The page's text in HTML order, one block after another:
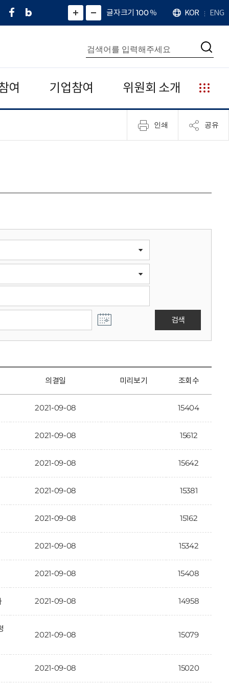
페
네
그
)
화
면
면
소
확
대
치
글자크기 100%
언
어
KOR ENG
통
합
검
색
검
여 기업참여 위원회 소개
누
리
집
안
인쇄 공유
검색
의결일 미리보기 조회수
2021-09-08 15404
2021-09-08 15612
2021-09-08 15642
2021-09-08 15381
2021-09-08 15162
2021-09-08 15342
2021-09-08 15408
2021-09-08 14958
2021-09-08 15079
2021-09-08 15020